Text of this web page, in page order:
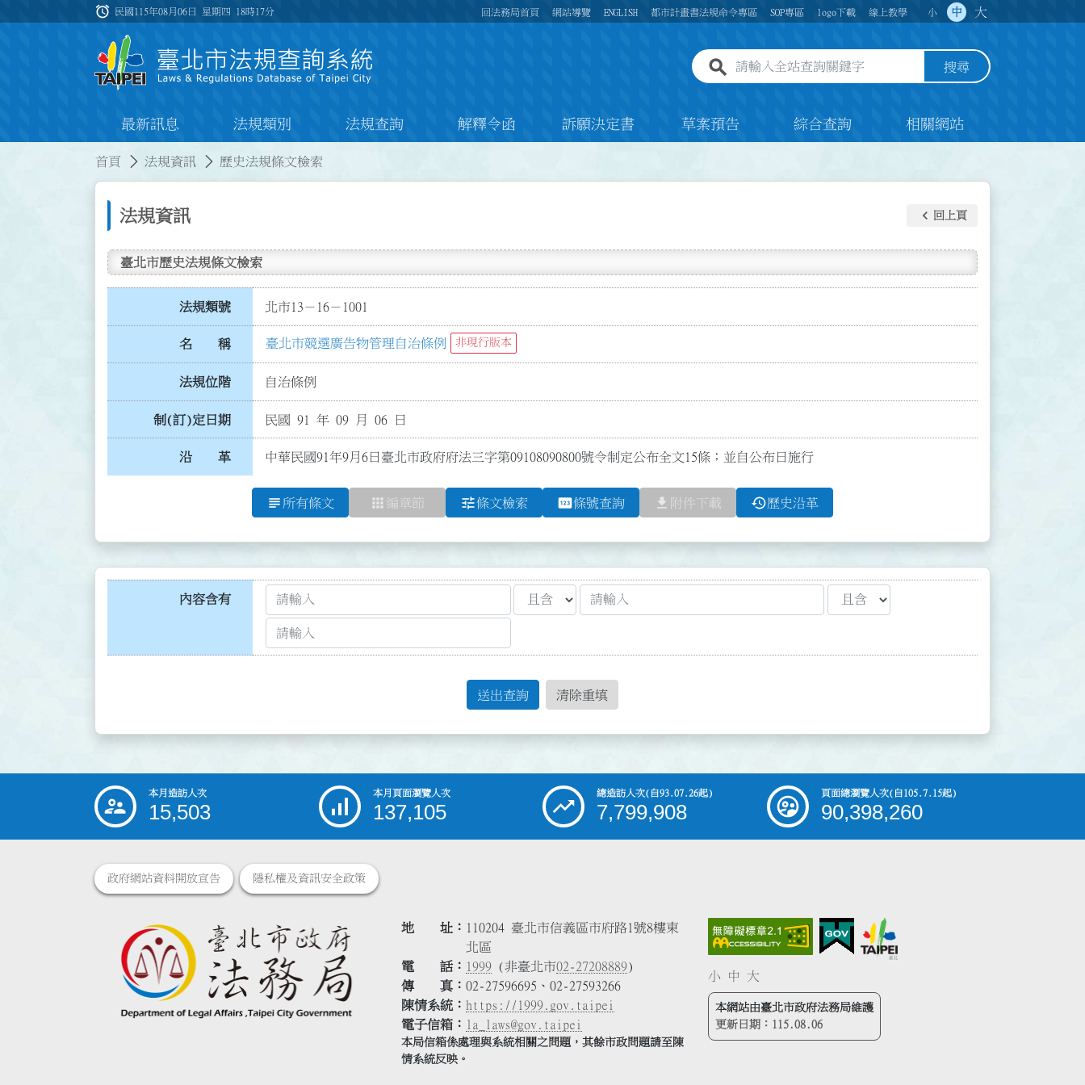
:::
alarm 民國115年08月06日 星期四 18時17分 回法務局首頁 網站導覽 ENGLISH 都市計畫書法規命令專區 SOP專區 logo下載 線上教學 小 中 大
全站查詢關鍵字欄位 搜尋
最新訊息 法規類別 法規查詢 解釋令函 訴願決定書 草案預告 綜合查詢 相關網站
首頁 法規資訊 歷史法規條文檢索
法規資訊 keyboard_arrow_left 回上頁
臺北市歷史法規條文檢索
法規類號 北市13－16－1001
名 稱 臺北市競選廣告物管理自治條例 非現行版本
法規位階 自治條例
制(訂)定日期 民國 91 年 09 月 06 日
沿 革 中華民國91年9月6日臺北市政府府法三字第09108090800號令制定公布全文15條；並自公布日施行
subject 所有條文 apps 編章節 tune條文檢索 pin條號查詢 file_download 附件下載 history歷史沿革
內容含有
送出查詢 清除重填
::: 本月造訪人次
15,503
本月頁面瀏覽人次
137,105
總造訪人次(自93.07.26起)
7,799,908
頁面總瀏覽人次(自105.7.15起)
90,398,260
政府網站資料開放宣告 隱私權及資訊安全政策
地 址
110204 臺北市信義區市府路1號8樓東
北區
電 話
1999 (非臺北市02-27208889)
傳 真
02-27596695、02-27593266
陳情系統
https://1999.gov.taipei
電子信箱
la_laws@gov.taipei
本局信箱係處理與系統相關之問題，其餘市政問題請至陳
情系統反映。
小 中 大
本網站由臺北市政府法務局維護
更新日期： 115.08.06